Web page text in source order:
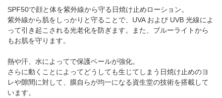
SPF50で顔と体を紫外線から守る日焼け止めローション。
紫外線から肌をしっかりと守ることで、UVA および UVB 光線によ
って引き起こされる光老化を防ぎます。また、ブルーライトから
もお肌を守ります。
熱や汗、水によってで保護ベールが強化。
さらに動くことによってどうしても生じてしまう日焼け止めのヨ
レや隙間に対して、膜自らが均一になる資生堂の技術を搭載して
います。